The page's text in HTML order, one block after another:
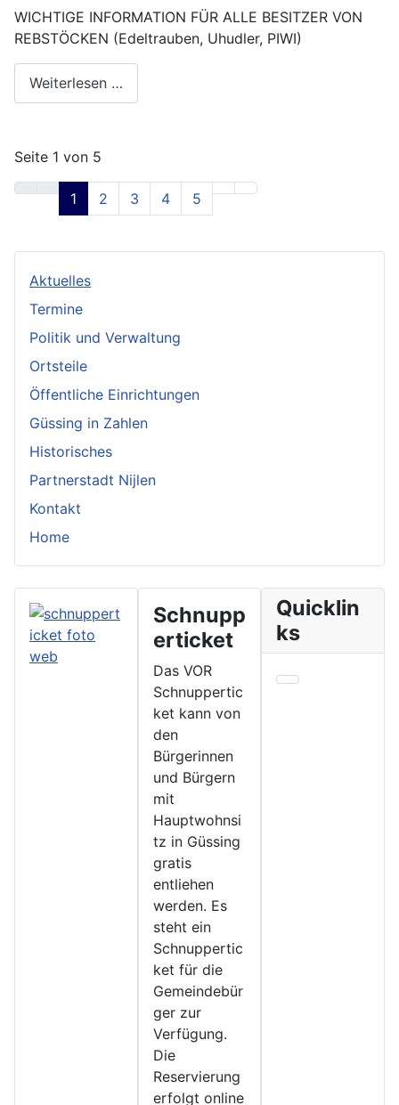
Aktuelles
Termine
Politik und Verwaltung
Ortsteile
Öffentliche Einrichtungen
Güssing in Zahlen
Historisches
Partnerstadt Nijlen
Kontakt
Home
WICHTIGE INFORMATION FÜR ALLE BESITZER VON
REBSTÖCKEN (Edeltrauben, Uhudler, PIWI)
Weiterlesen …
Seite 1 von 5
1 2 3 4 5
Schnupp
erticket
Das VOR
Schnuppertic
ket kann von
den
Bürgerinnen
und Bürgern
mit
Hauptwohnsi
tz in Güssing
gratis
entliehen
werden. Es
steht ein
Schnuppertic
ket für die
Gemeindebür
ger zur
Verfügung.
Die
Reservierung
erfolgt online
Quicklin
ks